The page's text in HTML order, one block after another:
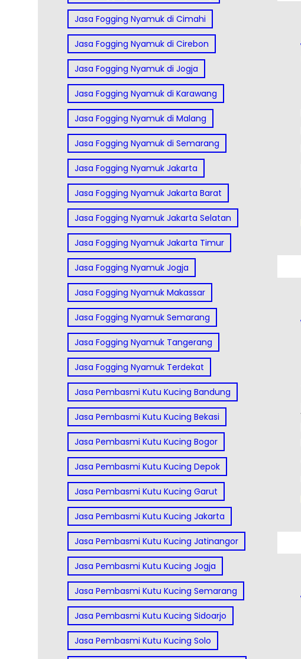
Jasa Fogging Nyamuk di Cimahi
Jasa Fogging Nyamuk di Cirebon
Jasa Fogging Nyamuk di Jogja
Jasa Fogging Nyamuk di Karawang
Jasa Fogging Nyamuk di Malang
Jasa Fogging Nyamuk di Semarang
Jasa Fogging Nyamuk Jakarta
Jasa Fogging Nyamuk Jakarta Barat
Jasa Fogging Nyamuk Jakarta Selatan
Jasa Fogging Nyamuk Jakarta Timur
Jasa Fogging Nyamuk Jogja
Jasa Fogging Nyamuk Makassar
Jasa Fogging Nyamuk Semarang
Jasa Fogging Nyamuk Tangerang
Jasa Fogging Nyamuk Terdekat
Jasa Pembasmi Kutu Kucing Bandung
Jasa Pembasmi Kutu Kucing Bekasi
Jasa Pembasmi Kutu Kucing Bogor
Jasa Pembasmi Kutu Kucing Depok
Jasa Pembasmi Kutu Kucing Garut
Jasa Pembasmi Kutu Kucing Jakarta
Jasa Pembasmi Kutu Kucing Jatinangor
Jasa Pembasmi Kutu Kucing Jogja
Jasa Pembasmi Kutu Kucing Semarang
Jasa Pembasmi Kutu Kucing Sidoarjo
Jasa Pembasmi Kutu Kucing Solo